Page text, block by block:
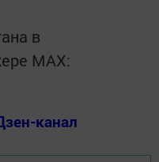
в
MАХ:
канал